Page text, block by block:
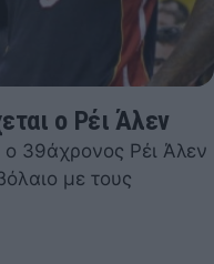
ο Ρέι Άλεν
39άχρονος Ρέι Άλεν
με τους